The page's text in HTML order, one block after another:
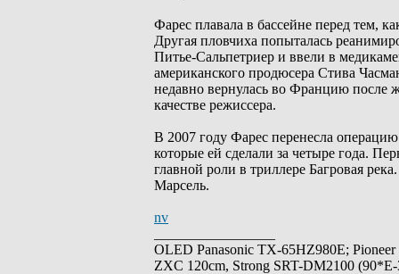
Фарес плавала в бассейне перед тем,
Другая пловчиха попыталась
Питье-Сальпетриер и ввели в
американского продюсера Стива
недавно вернулась во Францию
качестве режиссера.
В 2007 году Фарес перенесла
которые ей сделали за четыре года.
главной роли в триллере Багровая
Марсель.
nv
OLED Panasonic TX-65HZ980E;
ZXC 120cm, Strong SRT-DM2100